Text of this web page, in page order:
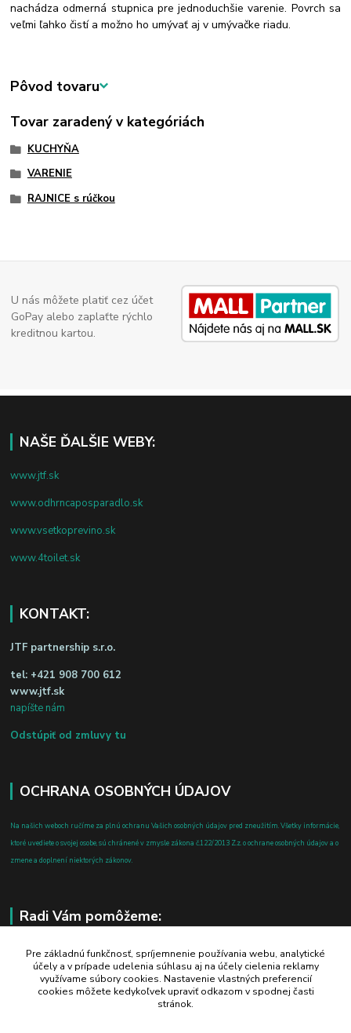
nachádza odmerná stupnica pre jednoduchšie varenie. Povrch sa
veľmi ľahko čistí a možno ho umývať aj v umývačke riadu.
Pôvod tovaru
Tovar zaradený v kategóriách
KUCHYŇA
VARENIE
RAJNICE s rúčkou
U nás môžete platiť cez účet
GoPay alebo zaplaťte rýchlo
kreditnou kartou.
NAŠE ĎALŠIE WEBY:
www.jtf.sk
www.odhrncaposparadlo.sk
www.vsetkoprevino.sk
www.4toilet.sk
KONTAKT:
JTF partnership s.r.o.
tel: +421 908 700 612
www.jtf.sk
napíšte nám
Odstúpiť od zmluvy tu
OCHRANA OSOBNÝCH ÚDAJOV
Na našich weboch ručíme za plnú ochranu Vašich osobných údajov pred zneužitím. Všetky informácie,
ktoré uvediete o svojej osobe, sú chránené v zmysle zákona č.122/2013 Z.z. o ochrane osobných údajov a o
zmene a doplnení niektorých zákonov.
Radi Vám pomôžeme:
+421 908 700 612
po-pia: 8.00 - 16.00
business@jtf.sk
Pre základnú funkčnosť, spríjemnenie používania webu, analytické
účely a v prípade udelenia súhlasu aj na účely cielenia reklamy
využívame súbory cookies. Nastavenie vlastných preferencií
cookies môžete kedykoľvek upraviť odkazom v spodnej časti
stránok.